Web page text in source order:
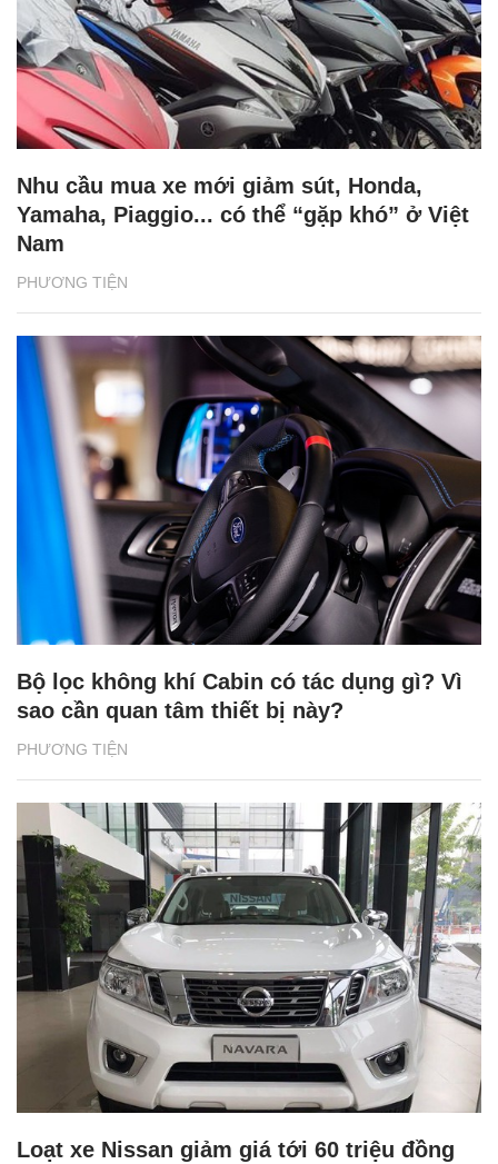
PHƯƠNG TIỆN
Nhu cầu mua xe mới giảm sút, Honda,
Yamaha, Piaggio... có thể “gặp khó” ở Việt
Nam
PHƯƠNG TIỆN
Bộ lọc không khí Cabin có tác dụng gì? Vì
sao cần quan tâm thiết bị này?
Loạt xe Nissan giảm giá tới 60 triệu đồng